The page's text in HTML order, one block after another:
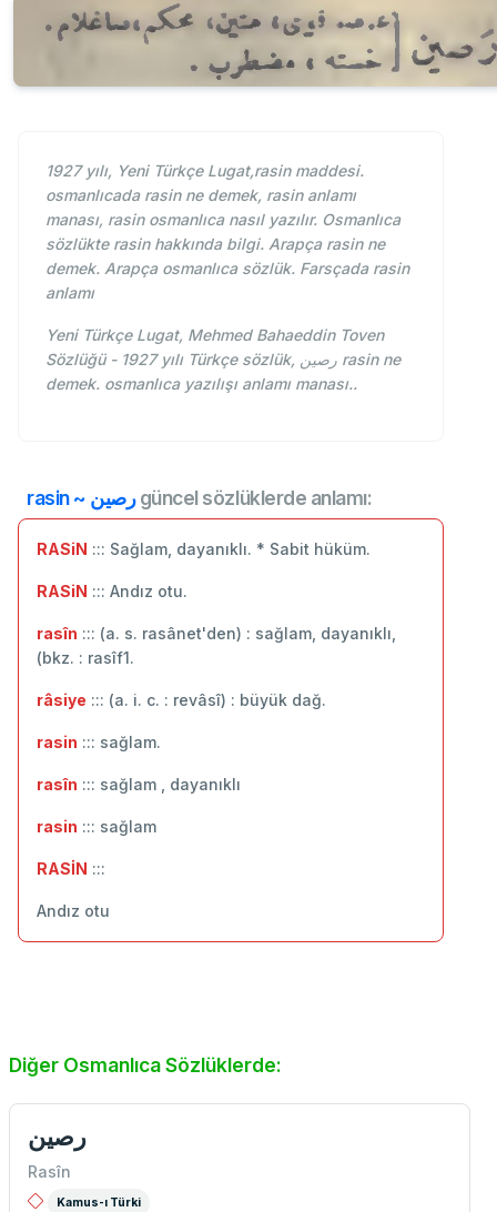
1927 yılı, Yeni Türkçe Lugat,rasin maddesi.
osmanlıcada rasin ne demek, rasin anlamı
manası, rasin osmanlıca nasıl yazılır. Osmanlıca
sözlükte rasin hakkında bilgi. Arapça rasin ne
demek. Arapça osmanlıca sözlük. Farsçada rasin
anlamı
Yeni Türkçe Lugat, Mehmed Bahaeddin Toven
Sözlüğü - 1927 yılı Türkçe sözlük, رصین rasin ne
demek. osmanlıca yazılışı anlamı manası..
rasin ~ رصینgüncel sözlüklerde anlamı:
RASiN ::: Sağlam, dayanıklı. * Sabit hüküm.
RASiN ::: Andız otu.
rasîn ::: (a. s. rasânet'den) : sağlam, dayanıklı,
(bkz. : rasîf1.
râsiye ::: (a. i. c. : revâsî) : büyük dağ.
rasin ::: sağlam.
rasîn ::: sağlam , dayanıklı
rasin ::: sağlam
RASİN :::
Andız otu
Diğer Osmanlıca Sözlüklerde:
رصين
Rasîn
Kamus-ı Türki